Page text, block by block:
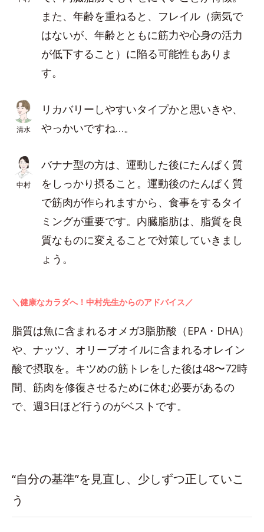
また、年齢を重ねると、フレイル（病気で
はないが、年齢とともに筋力や心身の活力
が低下すること）に陥る可能性もありま
す。
清水
リカバリーしやすいタイプかと思いきや、
やっかいですね…。
中村
バナナ型の方は、運動した後にたんぱく質
をしっかり摂ること。運動後のたんぱく質
で筋肉が作られますから、食事をするタイ
ミングが重要です。内臓脂肪は、脂質を良
質なものに変えることで対策していきまし
ょう。
＼健康なカラダへ！中村先生からのアドバイス／
脂質は魚に含まれるオメガ3脂肪酸（EPA・DHA）
や、ナッツ、オリーブオイルに含まれるオレイン
酸で摂取を。キツめの筋トレをした後は48〜72時
間、筋肉を修復させるために休む必要があるの
で、週3日ほど行うのがベストです。
“自分の基準”を見直し、少しずつ正していこ
う